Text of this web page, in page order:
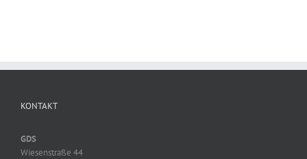
KONTAKT
GDS
Wiesenstraße 44